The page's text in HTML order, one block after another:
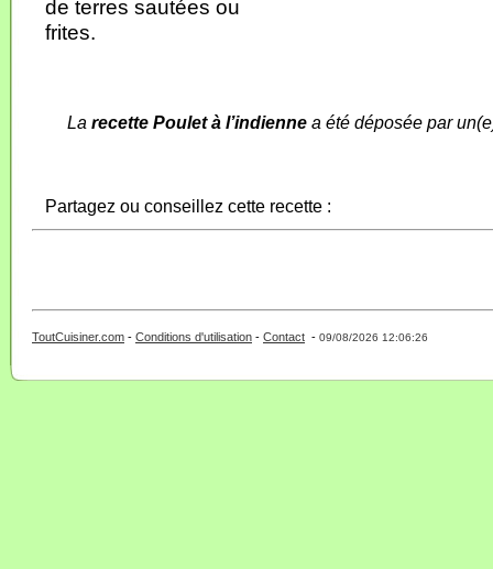
de terres sautées ou
frites.
La recette Poulet à l’indienne a été déposée par
Partagez ou conseillez cette recette :
ToutCuisiner.com - Conditions d'utilisation - Contact - 09/08/2026 12:06:26